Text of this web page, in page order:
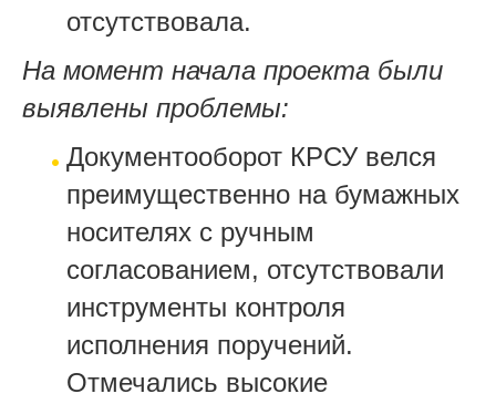
отсутствовала.
На момент начала проекта были
выявлены проблемы:
Документооборот КРСУ велся
преимущественно на бумажных
носителях с ручным
согласованием, отсутствовали
инструменты контроля
исполнения поручений.
Отмечались высокие